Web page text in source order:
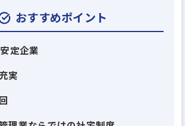
、グループ全16社で総合生活関連の
スを提供しております。
おすすめポイント
定企業
実